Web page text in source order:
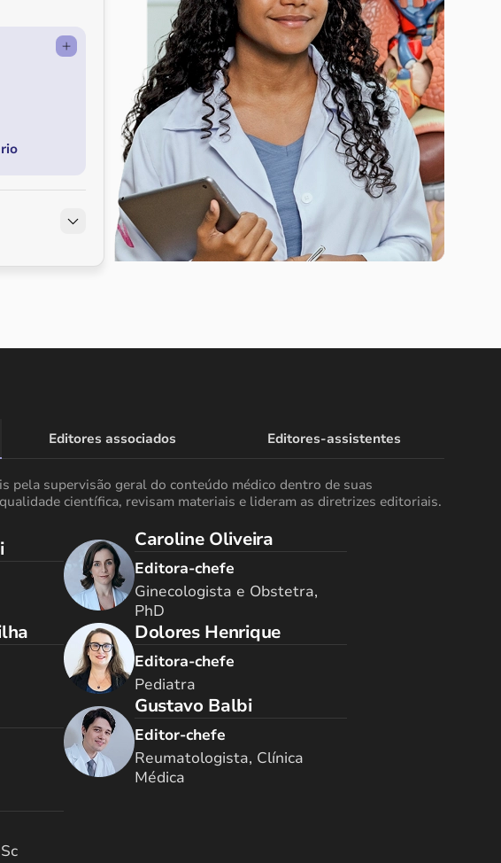
Editores associados Editores-assistentes
pela supervisão geral do conteúdo médico dentro de suas
científica, revisam materiais e lideram as diretrizes editoriais.
Caroline Oliveira
Editora-chefe
Ginecologista e Obstetra,
PhD
Dolores Henrique
Editora-chefe
Pediatra
Gustavo Balbi
Editor-chefe
Reumatologista, Clínica
Médica